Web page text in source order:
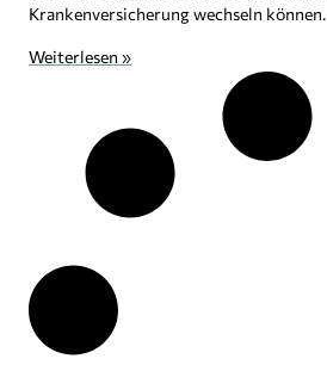
Krankenversicherung wechseln können.
Weiterlesen »